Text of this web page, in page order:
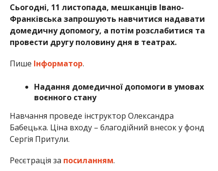
Сьогодні, 11 листопада, мешканців Івано-
Франківська запрошують навчитися надавати
домедичну допомогу, а потім розслабитися та
провести другу половину дня в театрах.
Пише Інформатор.
Надання домедичної допомоги в умовах
воєнного стану
Навчання проведе інструктор Олександра
Бабецька. Ціна входу – благодійний внесок у фонд
Сергія Притули.
Ресєтрація за посиланням.